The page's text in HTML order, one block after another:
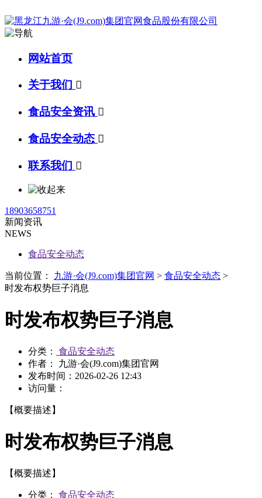
网站首页
关于我们 
食品安全资讯 
食品安全动态 
联系我们 
18903658751
新闻资讯
NEWS
食品安全动态
当前位置： 九游·会(J9.com)集团官网 > 食品安全动态 >
时发布权势巨子消息
时发布权势巨子消息
分类：
食品安全动态
作者： 九游·会(J9.com)集团官网
发布时间： 2026-02-26 12:43
访问量：
【概要描述】
时发布权势巨子消息
【概要描述】
分类：
食品安全动态